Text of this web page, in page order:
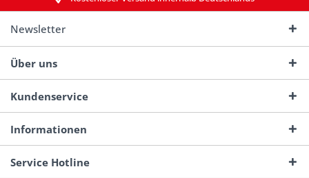
Newsletter
Über uns
Kundenservice
Informationen
Service Hotline